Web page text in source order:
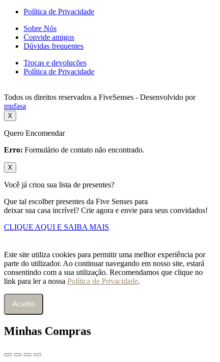
Política de Privacidade
Sobre Nós
Convide amigos
Dúvidas frequentes
Trocas e devoluções
Política de Privacidade
Todos os direitos reservados a FiveSenses - Desenvolvido por
mufasa
X
Quero Encomendar
Erro: Formulário de contato não encontrado.
X
Você já criou sua lista de presentes?
Que tal escolher presentes da Five Senses para
deixar sua casa incrível? Crie agora e envie para seus convidados!
CLIQUE AQUI E SAIBA MAIS
Este site utiliza cookies para permitir uma melhor experiência por
parte do utilizador. Ao continuar navegando em nosso site, estará
consentindo com a sua utilização. Recomendamos que clique no
link para ler a nossa Política de Privacidade.
Aceito
Minhas Compras